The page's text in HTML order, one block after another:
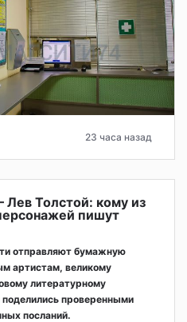
23 часа назад
Толстой: кому из
пишут
отправляют бумажную
артистам, великому
литературному
проверенными
посланий.